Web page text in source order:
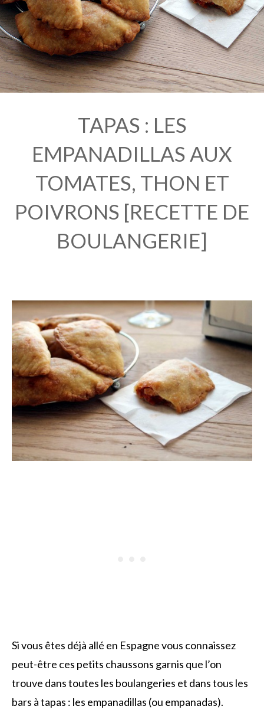
TAPAS : LES
EMPANADILLAS AUX
TOMATES, THON ET
POIVRONS [RECETTE DE
BOULANGERIE]
Si vous êtes déjà allé en Espagne vous connaissez
peut-être ces petits chaussons garnis que l’on
trouve dans toutes les boulangeries et dans tous les
bars à tapas : les empanadillas (ou empanadas).